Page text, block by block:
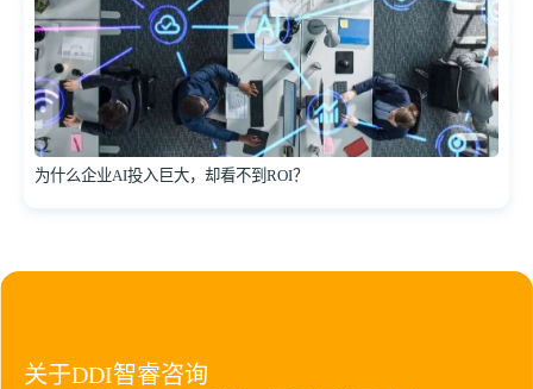
为什么企业AI投入巨大，却看不到ROI？
关于DDI智睿咨询